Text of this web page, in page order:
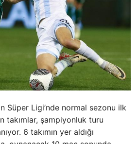
Süper Ligi’nde normal sezonu ilk
takımlar, şampiyonluk turu
6 takımın yer aldığı